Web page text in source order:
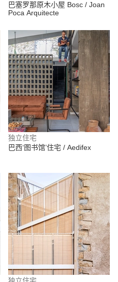
巴塞罗那原木小屋 Bosc / Joan
Poca Arquitecte
独立住宅
巴西‘图书馆’住宅 / Aedifex